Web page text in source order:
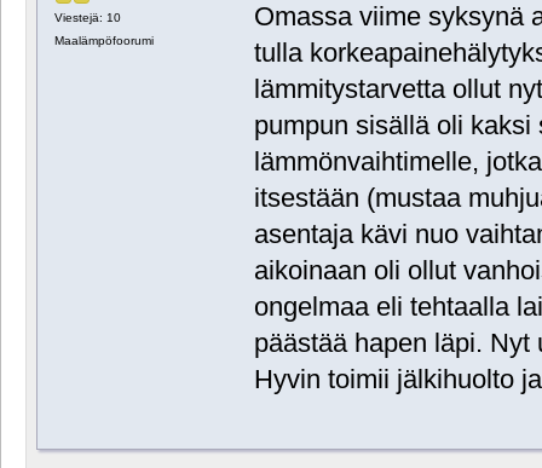
Viestejä: 10
Maalämpöfoorumi
Omassa viime syksynä
tulla
lämmitystarvetta ollut
pumpun sisällä oli
lämmönvaihtimelle,
itsestään (mustaa
asentaja kävi nuo
aikoinaan oli ollut
ongelmaa eli tehtaalla
päästää hapen läpi.
Hyvin toimii jälkihuolto